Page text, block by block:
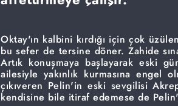
Oktay'ın kalbini kırdığı için çok
bu sefer de tersine döner. Zahide
Artık konuşmaya başlayarak eski
ailesiyle yakınlık kurmasına engel
çıkıveren Pelin'in eski sevgilisi
kendisine bile itiraf edemese de